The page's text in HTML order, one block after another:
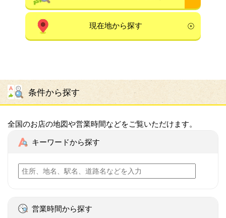
現在地から探す
条件から探す
全国のお店の地図や営業時間などをご覧いただけます。
キーワードから探す
営業時間から探す